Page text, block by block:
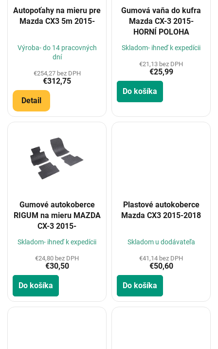
Autopoťahy na mieru pre
Mazda CX3 5m 2015-
Výroba- do 14 pracovných
dní
€254,27 bez DPH
€312,75
Detail
Gumová vaňa do kufra
Mazda CX-3 2015-
HORNÍ POLOHA
Skladom- ihneď k expedícii
€21,13 bez DPH
€25,99
Do košíka
Gumové autokoberce
RIGUM na mieru MAZDA
CX-3 2015-
Skladom- ihneď k expedícii
€24,80 bez DPH
€30,50
Do košíka
Plastové autokoberce
Mazda CX3 2015-2018
Skladom u dodávateľa
€41,14 bez DPH
€50,60
Do košíka